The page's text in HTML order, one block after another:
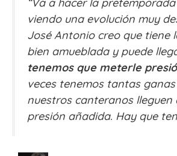
viendo una evolución muy
José Antonio creo que tiene
bien amueblada y puede
tenemos que meterle
veces tenemos tantas
nuestros canteranos lleguen
presión añadida. Hay que